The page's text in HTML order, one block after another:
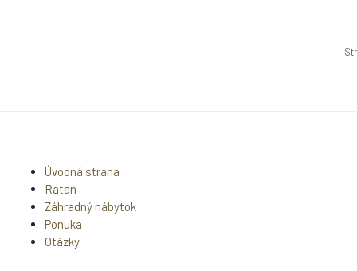
Úvodná strana
Ratan
Záhradný nábytok
Ponuka
Otázky